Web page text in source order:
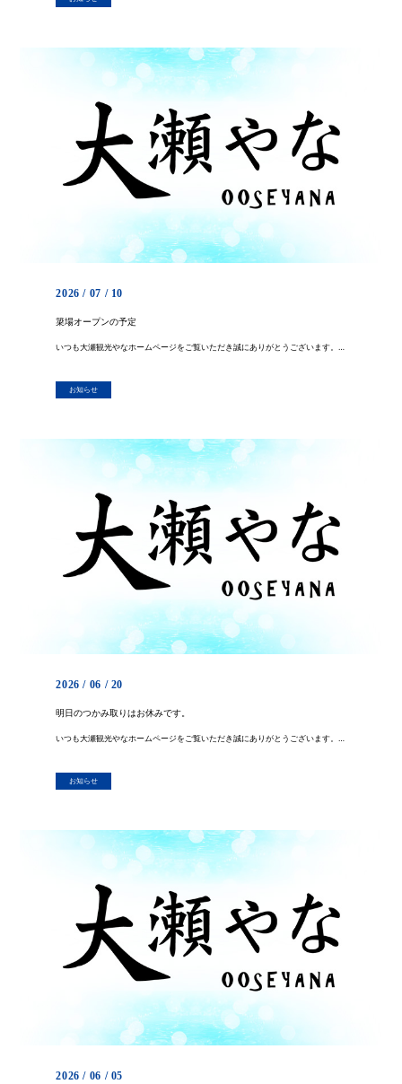
2026 / 07 / 10
簗場オープンの予定
いつも大瀬観光やなホームページをご覧いただき誠にありがとうございます。 現在簗場設置工事を行っております。 お問い合わせを沢山頂戴いたしておりますので、 現時点での予定をお知らせさせて頂きます。 7月16日か17日にお客 […]
お知らせ
2026 / 06 / 20
明日のつかみ取りはお休みです。
いつも大瀬観光やなホームページをご覧いただき誠にありがとうございます。 明日の、つかみ取り体験は雨天のため、中止とさせていただきます。 食堂・炉端焼きコーナーは通常通り営業いたします。 やな場の設置は７月中旬ごろの予定を […]
お知らせ
2026 / 06 / 05